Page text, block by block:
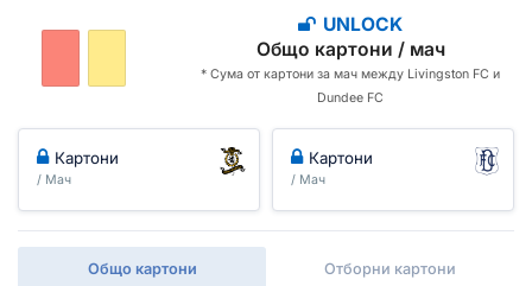
UNLOCK
Общо картони / мач
* Сума от картони за мач между Livingston FC и
Dundee FC
Картони
/ Мач
Картони
/ Мач
Общо картони Отборни картони